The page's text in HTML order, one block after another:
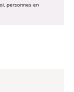
personnes en